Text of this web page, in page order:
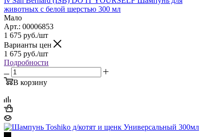
животных с белой шерстью 300 мл
Мало
Арт.: 00006853
1 675 руб./шт
Варианты цен
1 675 руб./шт
Подробности
В корзину